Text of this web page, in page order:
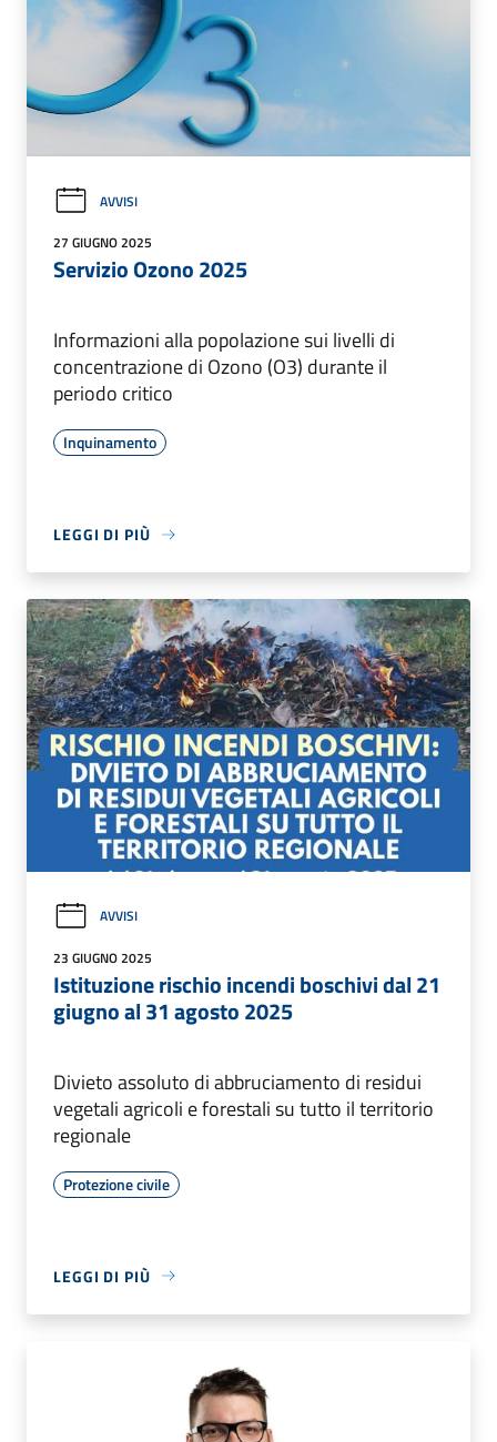
AVVISI
27 GIUGNO 2025
Servizio Ozono 2025
Informazioni alla popolazione sui livelli di
concentrazione di Ozono (O3) durante il
periodo critico
Inquinamento
LEGGI DI PIÙ
AVVISI
23 GIUGNO 2025
Istituzione rischio incendi boschivi dal 21
giugno al 31 agosto 2025
Divieto assoluto di abbruciamento di residui
vegetali agricoli e forestali su tutto il territorio
regionale
Protezione civile
LEGGI DI PIÙ